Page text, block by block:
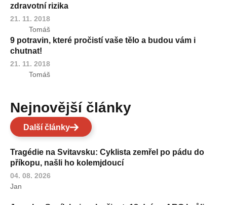
zdravotní rizika
21. 11. 2018
Tomáš
9 potravin, které pročistí vaše tělo a budou vám i
chutnat!
21. 11. 2018
Tomáš
Nejnovější články
Další články
Tragédie na Svitavsku: Cyklista zemřel po pádu do
příkopu, našli ho kolemjdoucí
04. 08. 2026
Jan